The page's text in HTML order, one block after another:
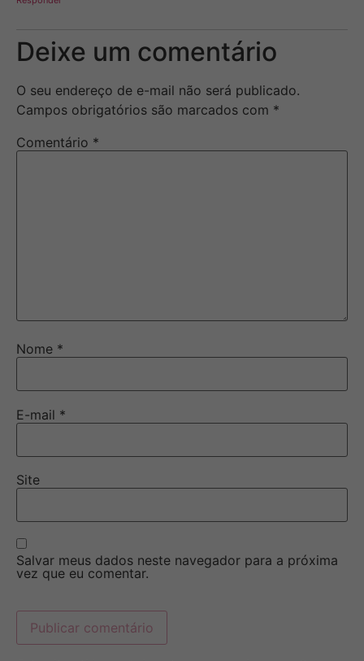
Deixe um comentário
O seu endereço de e-mail não será publicado.
Campos obrigatórios são marcados com *
Comentário *
Nome *
E-mail *
Site
Salvar meus dados neste navegador para a próxima
vez que eu comentar.